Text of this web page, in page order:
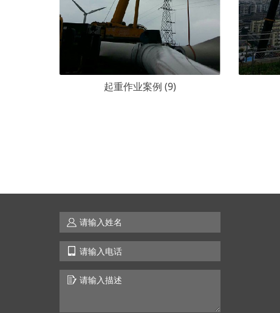
起重作业案例 (9)